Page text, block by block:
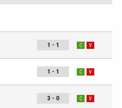
1 - 1 C V
1 - 1 C V
3 - 0 C V